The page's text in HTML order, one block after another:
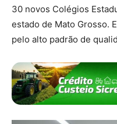
30 novos Colégios
estado de Mato Grosso.
pelo alto padrão de